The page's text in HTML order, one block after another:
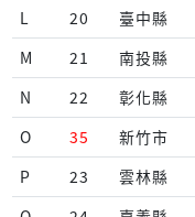
L
20 臺中縣
M
21
南投縣
N
22
彰化縣
O
35
新竹市
P
23
雲林縣